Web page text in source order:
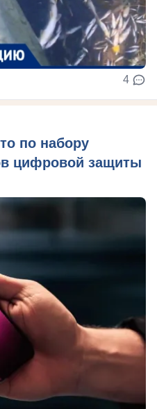
4
по набору
цифровой защиты